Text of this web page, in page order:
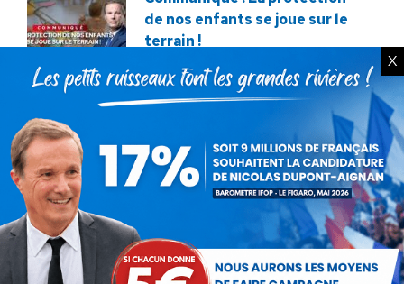
de nos enfants se joue sur le
terrain !
22 juillet 2026
l’engrenage d’une France
fragmentée
26 juin 2026
En ce 18 juin, le meilleur
hommage : libérer à nouveau la
France !
X